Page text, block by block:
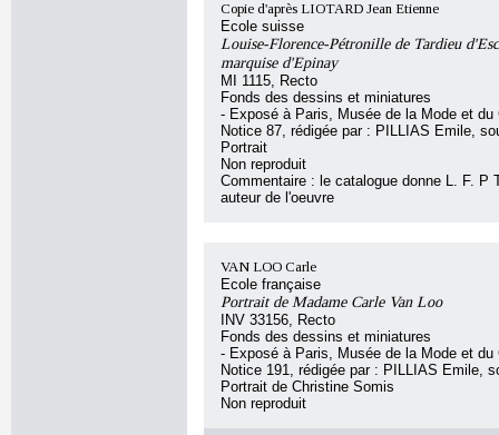
Copie d'après LIOTARD Jean Etienne
Ecole suisse
Louise-Florence-Pétronille de Tardieu
marquise d'Epinay
MI 1115, Recto
Fonds des dessins et miniatures
- Exposé à Paris, Musée de la Mode et du
Notice 87, rédigée par : PILLIAS Emile,
Portrait
Non reproduit
Commentaire : le catalogue donne L. F. P
auteur de l'oeuvre
VAN LOO Carle
Ecole française
Portrait de Madame Carle Van Loo
INV 33156, Recto
Fonds des dessins et miniatures
- Exposé à Paris, Musée de la Mode et du
Notice 191, rédigée par : PILLIAS Emile,
Portrait de Christine Somis
Non reproduit